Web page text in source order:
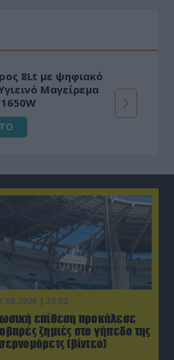
τριβόλι + VIP
λίμπιντο
| 23:02
επίθεση προκάλεσε
ζημιές στο γήπεδο της
(βίντεο)